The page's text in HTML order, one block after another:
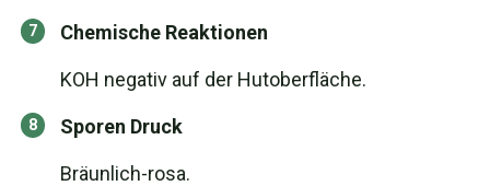
Chemische Reaktionen
KOH negativ auf der Hutoberfläche.
Sporen Druck
Bräunlich-rosa.